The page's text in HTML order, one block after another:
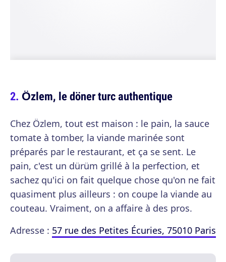
Özlem, le döner turc authentique
Chez Özlem, tout est maison : le pain, la sauce
tomate à tomber, la viande marinée sont
préparés par le restaurant, et ça se sent. Le
pain, c'est un dürüm grillé à la perfection, et
sachez qu'ici on fait quelque chose qu'on ne fait
quasiment plus ailleurs : on coupe la viande au
couteau. Vraiment, on a affaire à des pros.
Adresse : 57 rue des Petites Écuries, 75010 Paris